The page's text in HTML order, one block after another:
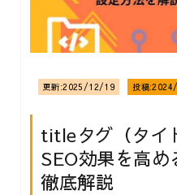
titleタグ（タイ
SEO効果を高め
徹底解説
更新:2025/12/19 投稿: